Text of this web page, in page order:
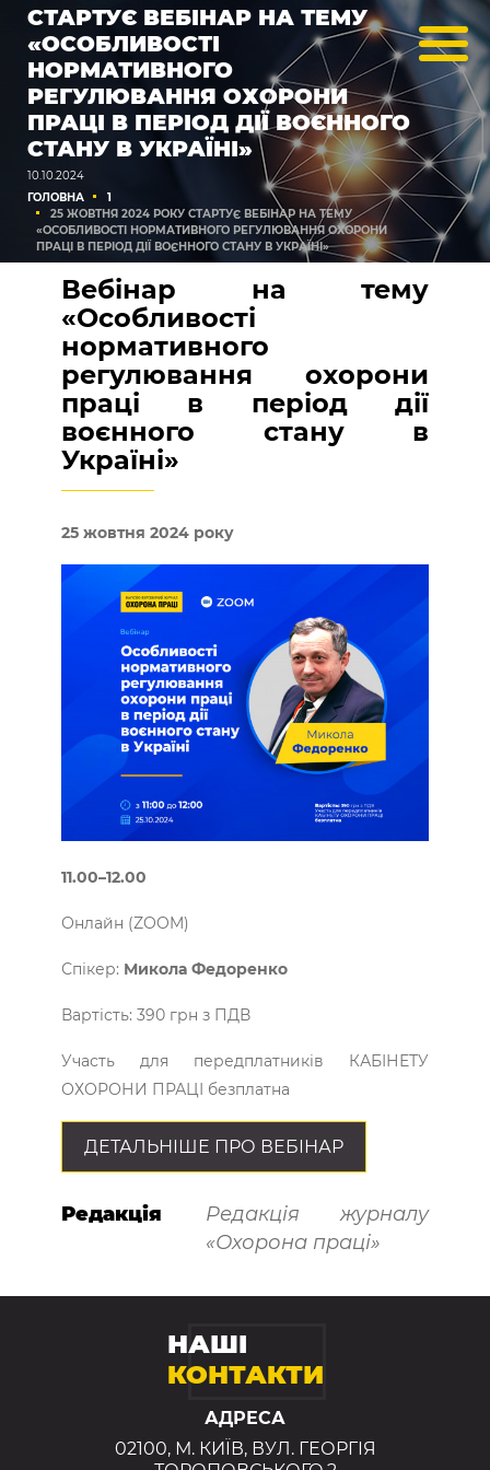
СТАРТУЄ ВЕБІНАР НА ТЕМУ
«ОСОБЛИВОСТІ
НОРМАТИВНОГО
РЕГУЛЮВАННЯ ОХОРОНИ
ПРАЦІ В ПЕРІОД ДІЇ ВОЄННОГО
СТАНУ В УКРАЇНІ»
10.10.2024
ГОЛОВНА
1
25 ЖОВТНЯ 2024 РОКУ СТАРТУЄ ВЕБІНАР НА ТЕМУ
«ОСОБЛИВОСТІ НОРМАТИВНОГО РЕГУЛЮВАННЯ ОХОРОНИ
ПРАЦІ В ПЕРІОД ДІЇ ВОЄННОГО СТАНУ В УКРАЇНІ»
Вебінар на тему
«Особливості
нормативного
регулювання охорони
праці в період дії
воєнного стану в
Україні»
25 жовтня 2024 року
11.00–12.00
Онлайн (ZOOM)
Спікер: Микола Федоренко
Вартість: 390 грн з ПДВ
Участь для передплатників КАБІНЕТУ
ОХОРОНИ ПРАЦІ безплатна
ДЕТАЛЬНІШЕ ПРО ВЕБІНАР
Редакція
Редакція журналу
«Охорона праці»
НАШІ
КОНТАКТИ
АДРЕСА
02100, М. КИЇВ, ВУЛ. ГЕОРГІЯ